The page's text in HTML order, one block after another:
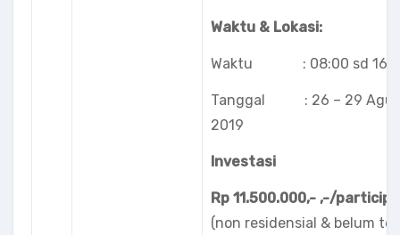
Waktu & Lokasi:
Waktu : 08:00 sd
Tanggal : 26 – 29
2019
Investasi
Rp 11.500.000,-,-/
(non residensial & belum